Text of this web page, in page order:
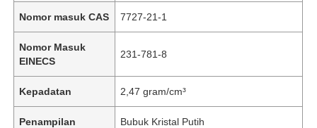
Nomor masuk CAS 7727-21-1
Nomor Masuk
EINECS
231-781-8
Kepadatan 2,47 gram/cm³
Penampilan Bubuk Kristal Putih